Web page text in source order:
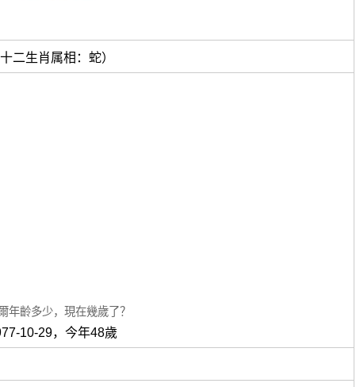
二生肖属相：蛇）
年齡多少，現在幾歲了？
10-29，今年48歲